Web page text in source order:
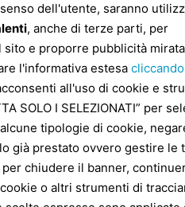
dell'utente, saranno
, anche di terze parti, per
e proporre pubblicità
l'informativa estesa
all'uso di cookie e
SOLO I SELEZIONATI” per
tipologie di cookie,
già prestato ovvero gestire le
per chiudere il banner,
o altri strumenti di